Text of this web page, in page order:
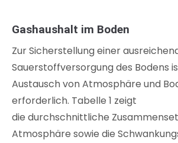
Gashaushalt im Boden
Zur Sicherstellung einer
Sauerstoffversorgung des Bodens
Austausch von Atmosphäre und
erforderlich. Tabelle 1 zeigt
die durchschnittliche
Atmosphäre sowie die